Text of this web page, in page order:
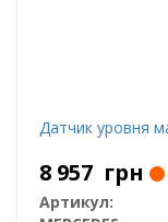
Датчик уровня
8 957 грн
Артикул: